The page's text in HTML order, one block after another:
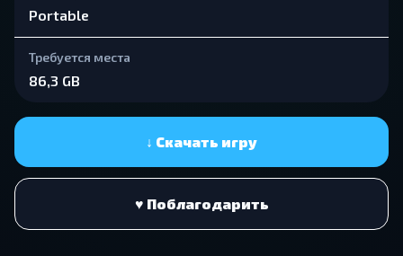
Portable
Требуется места
86,3 GB
↓ Скачать игру
♥ Поблагодарить